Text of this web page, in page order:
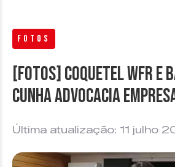
FOTOS
[FOTOS] Coquetel WFR
Cunha Advocacia
Última atualização: 11 julho